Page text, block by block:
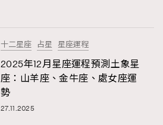
十二星座 占星 星座運程
2025年12月星座運程預測土象星
座：山羊座、金牛座、處女座運
勢
27.11.2025